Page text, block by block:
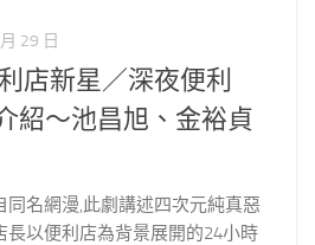
29 日
店新星／深夜便利
紹～池昌旭、金裕貞
同名網漫,此劇講述四次元純真惡
長以便利店為背景展開的24小時